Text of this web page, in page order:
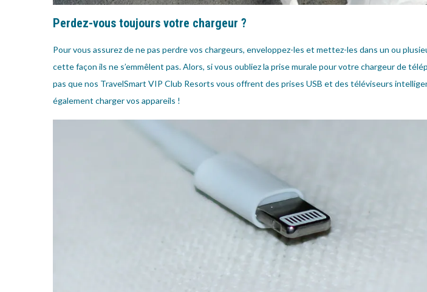
Perdez-vous toujours votre chargeur ?
Pour vous assurez de ne pas perdre vos chargeurs, enveloppez-les et mettez-les dans un ou
cette façon ils ne s’emmêlent pas. Alors, si vous oubliez la prise murale pour votre chargeur de
pas que nos TravelSmart VIP Club Resorts vous offrent des prises USB et des téléviseurs
également charger vos appareils !